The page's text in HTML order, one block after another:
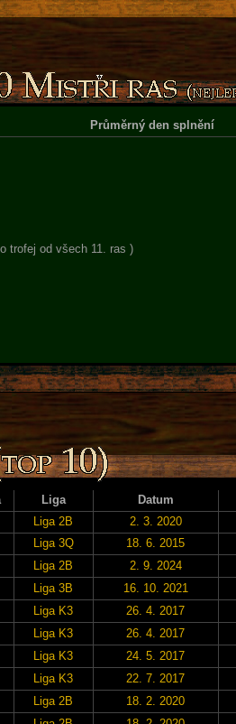
Průměrný den splnění
trofej od všech 11. ras )
Liga Datum
Liga 2B 2. 3. 2020
Liga 3Q 18. 6. 2015
Liga 2B 2. 9. 2024
Liga 3B 16. 10. 2021
Liga K3 26. 4. 2017
Liga K3 26. 4. 2017
Liga K3 24. 5. 2017
Liga K3 22. 7. 2017
Liga 2B 18. 2. 2020